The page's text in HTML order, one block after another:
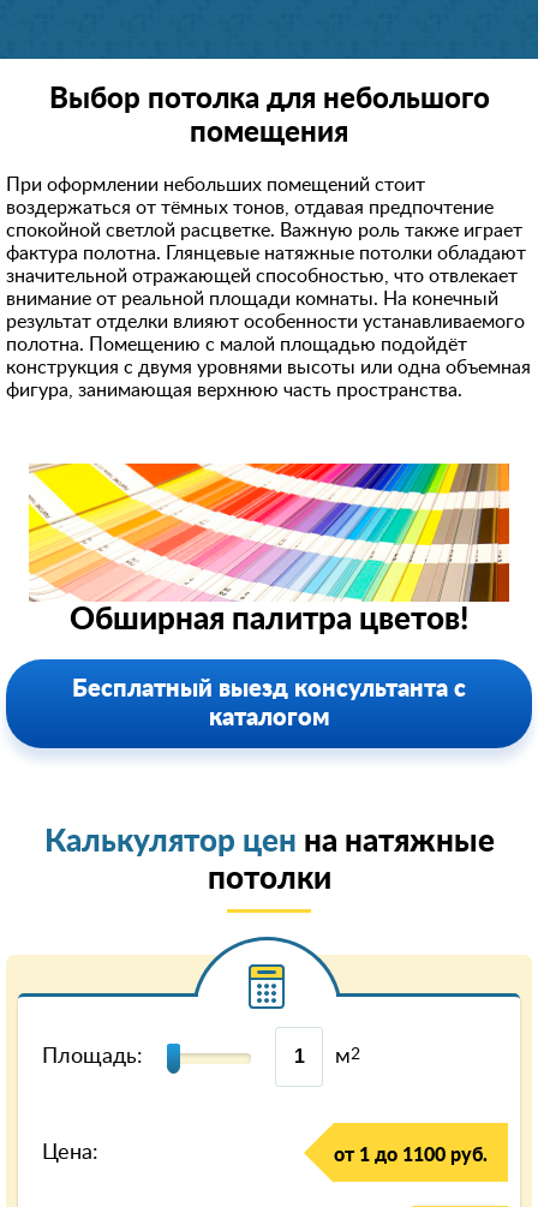
Выбор потолка для небольшого
помещения
При оформлении небольших помещений стоит
воздержаться от тёмных тонов, отдавая предпочтение
спокойной светлой расцветке. Важную роль также играет
фактура полотна. Глянцевые натяжные потолки обладают
значительной отражающей способностью, что отвлекает
внимание от реальной площади комнаты. На конечный
результат отделки влияют особенности устанавливаемого
полотна. Помещению с малой площадью подойдёт
конструкция с двумя уровнями высоты или одна объемная
фигура, занимающая верхнюю часть пространства.
Обширная палитра цветов!
Бесплатный выезд консультанта с
каталогом
Калькулятор цен на натяжные
потолки
Площадь: м2
Цена: от 1 до 1100 руб.